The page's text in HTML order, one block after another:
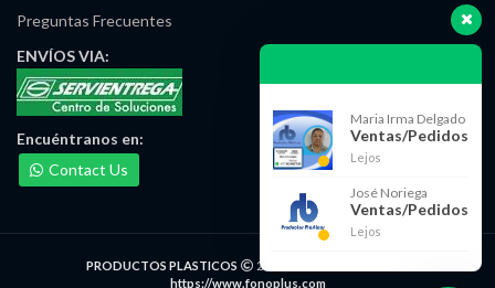
Preguntas Frecuentes
ENVÍOSVIA:
Encuéntranos en:
Contact Us
PRODUCTOS PLASTICOS
2021 DESARROLLADO POR
https://www.fonoplus.com
Maria Irma Delgado
Ventas/Pedidos
Lejos
José Noriega
Ventas/Pedidos
Lejos